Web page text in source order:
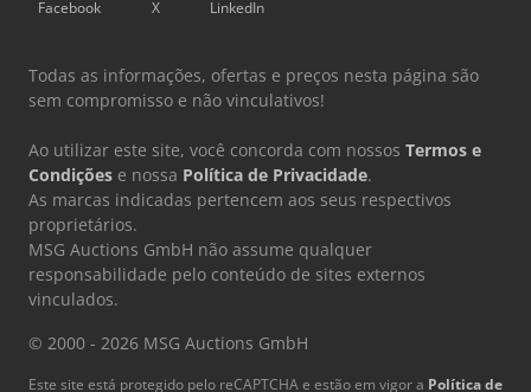
Facebook X LinkedIn
Todas as informações, ofertas e preços nesta página são
sem compromisso e não vinculativos!
Ao utilizar este site, você concorda com nossos Termos e
Condições e nossa Política de Privacidade.
As marcas indicadas pertencem aos seus respectivos
proprietários.
MSG Auctions GmbH não assume qualquer
responsabilidade pelo conteúdo de sites externos
vinculados.
© 2000 - 2026 MSG Auctions GmbH
Este site está protegido pelo reCAPTCHA e estão em vigor a Política de